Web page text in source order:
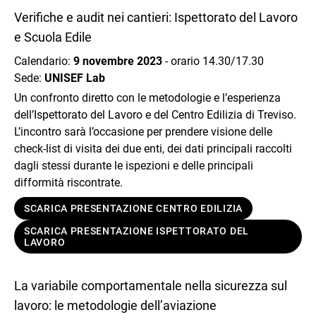
Verifiche e audit nei cantieri: Ispettorato del Lavoro
e Scuola Edile
Calendario: 9 novembre 2023 - orario 14.30/17.30​​​​​​​
Sede: UNISEF Lab
Un confronto diretto con le metodologie e l’esperienza
dell’Ispettorato del Lavoro e del Centro Edilizia di Treviso.
L’incontro sarà l’occasione per prendere visione delle
check-list di visita dei due enti, dei dati principali raccolti
dagli stessi durante le ispezioni e delle principali
difformità riscontrate.
SCARICA PRESENTAZIONE CENTRO EDILIZIA
SCARICA PRESENTAZIONE ISPETTORATO DEL
LAVORO
La variabile comportamentale nella sicurezza sul
lavoro: le metodologie dell’aviazione